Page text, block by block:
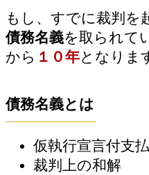
もし、すでに裁判を
債務名義を取られて
から １０年となりま
債務名義とは
仮執行宣言付支
裁判上の和解